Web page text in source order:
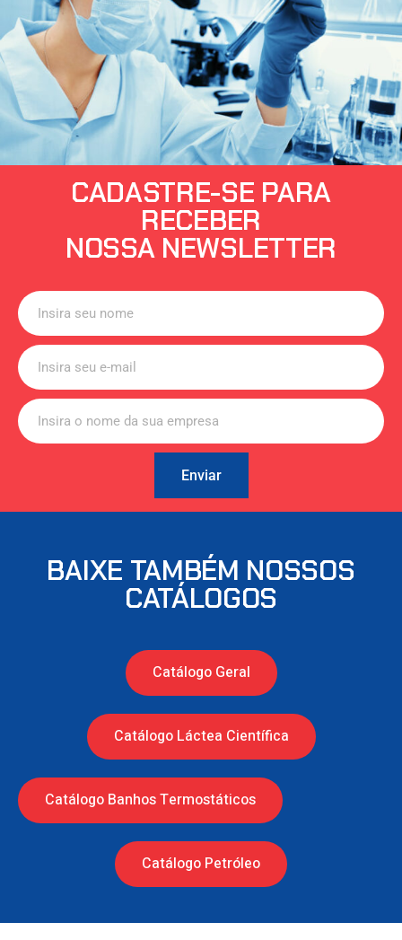
CADASTRE-SE PARA
RECEBER
NOSSA NEWSLETTER
Enviar
BAIXE TAMBÉM NOSSOS
CATÁLOGOS
Catálogo Geral
Catálogo Láctea Científica
Catálogo Banhos Termostáticos
Catálogo Petróleo